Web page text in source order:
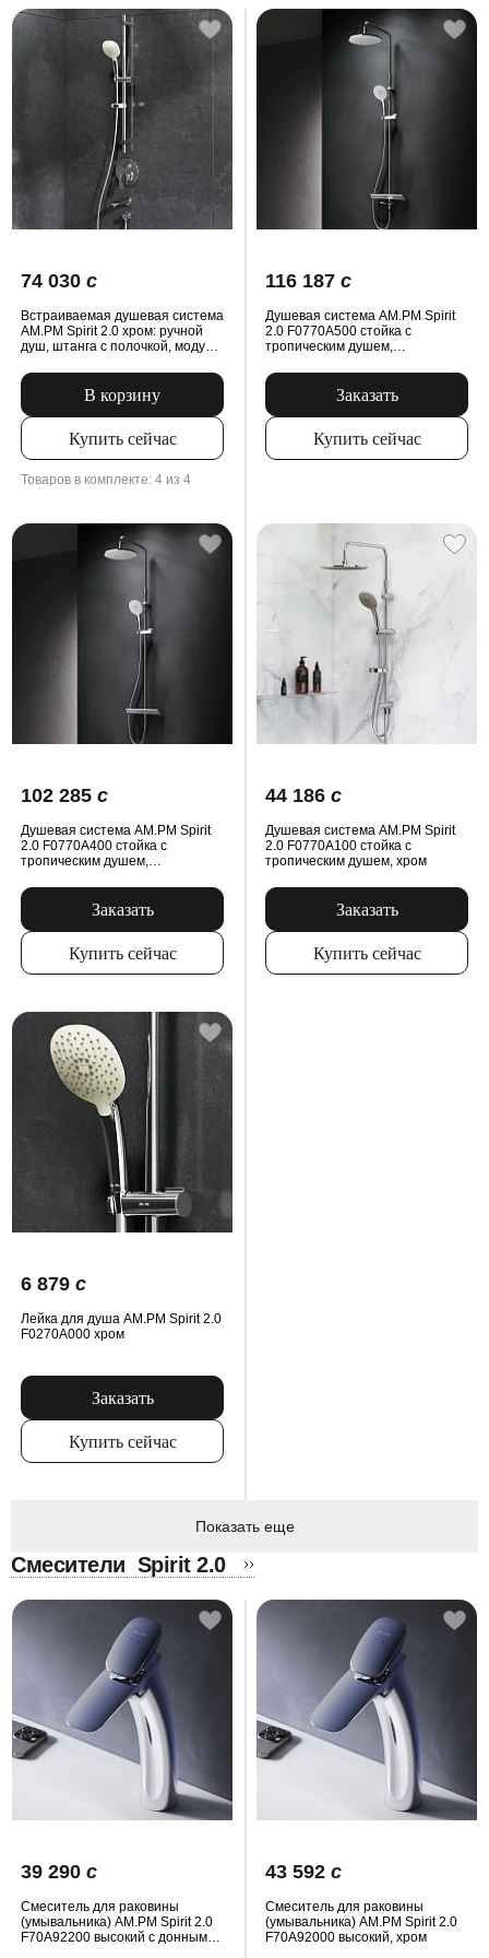
74 030 c
Встраиваемая душевая система
AM.PM Spirit 2.0 хром: ручной
душ, штанга с полочкой, модуль
В корзину
Купить сейчас
Товаров в комплекте: 4 из 4
116 187 c
Душевая система AM.PM Spirit
2.0 F0770A500 стойка с
тропическим душем,
изливом, хром
Заказать
Купить сейчас
102 285 c
Душевая система AM.PM Spirit
2.0 F0770A400 стойка с
тропическим душем,
Заказать
Купить сейчас
44 186 c
Душевая система AM.PM Spirit
2.0 F0770A100 стойка с
тропическим душем, хром
Заказать
Купить сейчас
6 879 c
Лейка для душа AM.PM Spirit 2.0
F0270A000 хром
Заказать
Купить сейчас
Показать еще
Смесители Spirit 2.0
39 290 c
Смеситель для раковины
(умывальника) AM.PM Spirit 2.0
F70A92200 высокий с донным
43 592 c
Смеситель для раковины
(умывальника) AM.PM Spirit 2.0
F70A92000 высокий, хром